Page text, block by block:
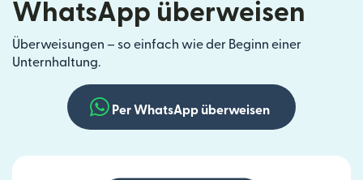
WhatsApp überweisen
Überweisungen – so einfach wie der Beginn einer
Unternhaltung.
Per WhatsApp überweisen